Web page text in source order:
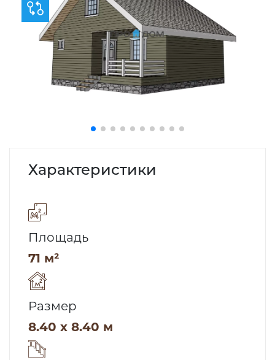
Характеристики
Площадь
71 м²
Размер
8.40 x 8.40 м